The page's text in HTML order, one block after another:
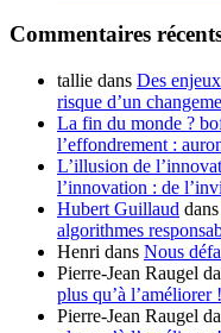
Commentaires
tallie dans Des
risque d’un
La fin du monde ?
l’effondrement :
L’illusion de
l’innovation : de
Hubert Guillaud dans
algorithmes
Henri dans Nous
Pierre-Jean Raugel
plus qu’à l’améliorer !
Pierre-Jean Raugel